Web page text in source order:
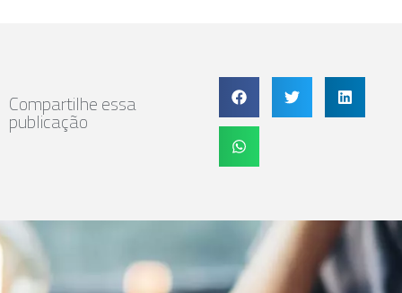
Compartilhe essa
publicação